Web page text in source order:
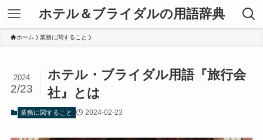
ホテル＆ブライダルの用語辞典
ホーム 業務に関すること
ホテル・ブライダル用語『旅行会
社』とは
2024
2/23
業務に関すること 2024-02-23